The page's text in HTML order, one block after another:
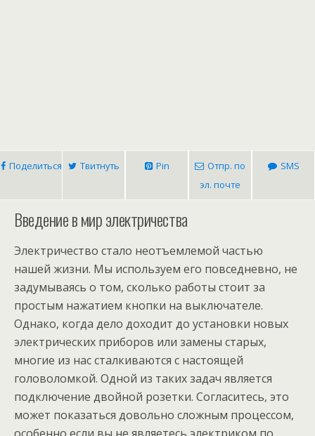
Поделиться Твитнуть Pin
Отпр. по
эл. почте
SMS
Введение в мир электричества
Электричество стало неотъемлемой частью
нашей жизни. Мы используем его повседневно, не
задумываясь о том, сколько работы стоит за
простым нажатием кнопки на выключателе.
Однако, когда дело доходит до установки новых
электрических приборов или замены старых,
многие из нас сталкиваются с настоящей
головоломкой. Одной из таких задач является
подключение двойной розетки. Согласитесь, это
может показаться довольно сложным процессом,